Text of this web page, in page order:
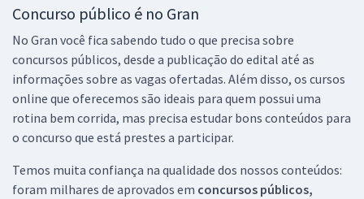
Concurso público é no Gran
No Gran você fica sabendo tudo o que precisa sobre
concursos públicos, desde a publicação do edital até as
informações sobre as vagas ofertadas. Além disso, os cursos
online que oferecemos são ideais para quem possui uma
rotina bem corrida, mas precisa estudar bons conteúdos para
o concurso que está prestes a participar.
Temos muita confiança na qualidade dos nossos conteúdos:
foram milhares de aprovados em concursos públicos,